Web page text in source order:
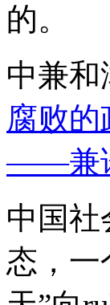
的。
中兼和
腐败
——兼
中国社
态，一